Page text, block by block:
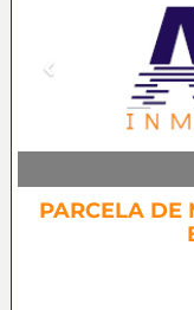
PARCELA DE